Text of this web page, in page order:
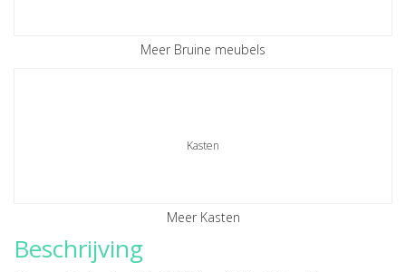
Meer Bruine meubels
Kasten
Meer Kasten
Beschrijving